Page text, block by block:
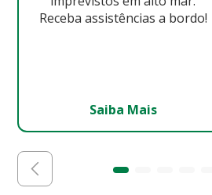
Receba assistências a bordo!
Saiba Mais